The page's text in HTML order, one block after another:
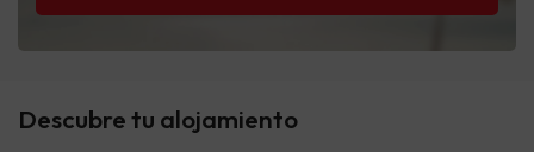
Descubre tu alojamiento